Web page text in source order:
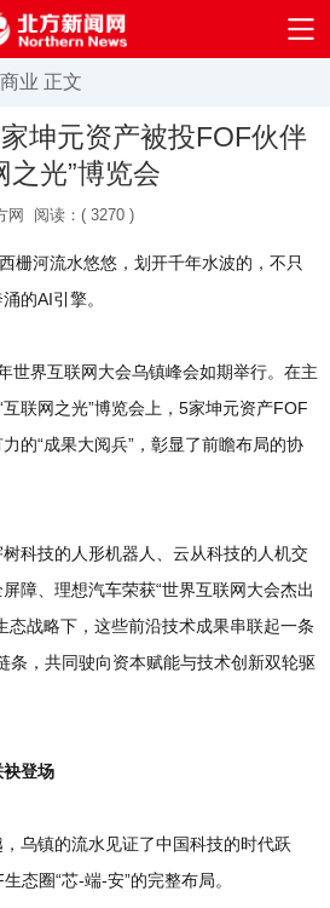
业 正文
坤元资产被投FOF伙伴
之光”博览会
网 阅读：( 3270 )
栅河流水悠悠，划开千年水波的，不只
的AI引擎。
世界互联网大会乌镇峰会如期举行。在主
互联网之光”博览会上，5家坤元资产FOF
的“成果大阅兵”，彰显了前瞻布局的协
科技的人形机器人、云从科技的人机交
障、理想汽车荣获“世界互联网大会杰出
战略下，这些前沿技术成果串联起一条
条，共同驶向资本赋能与技术创新双轮驱
登场
乌镇的流水见证了中国科技的时代跃
态圈“芯-端-安”的完整布局。